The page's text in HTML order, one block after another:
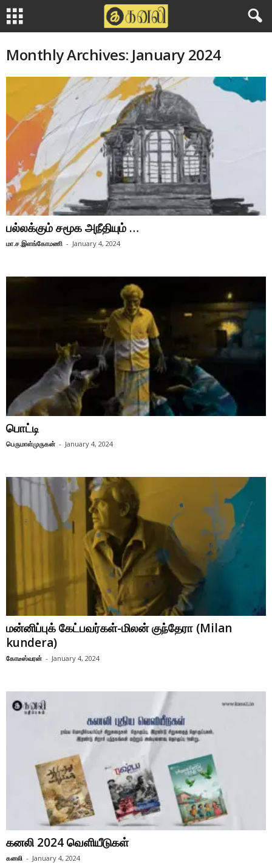
Monthly Archives: January 2024
பல்லக்கும் சமூக அநீதியும் …
மா.ச.இளங்கோமணி - January 4, 2024
பொட்டி
பெருமாள்முருகன் - January 4, 2024
மன்னிப்புக் கேட்பவர்கள்-மிலன் குந்தேரா (Milan
kundera)
கோடீஸ்வரன் - January 4, 2024
கனலி 2024 வெளியீடுகள்
கனலி - January 4, 2024